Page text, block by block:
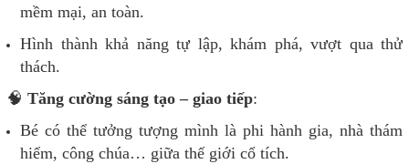
mềm mại, an toàn.
Hình thành khả năng tự lập, khám phá, vượt qua thử
thách.
🧠 Tăng cường sáng tạo – giao tiếp:
Bé có thể tưởng tượng mình là phi hành gia, nhà thám
hiểm, công chúa… giữa thế giới cổ tích.